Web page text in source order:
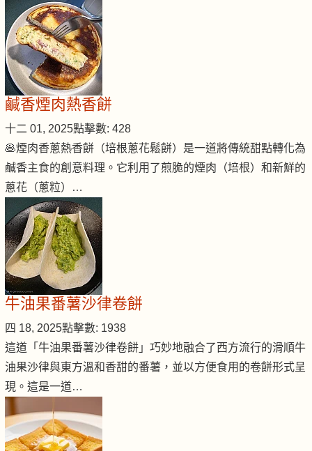
鹹香煙肉熱香餅
十二 01, 2025點擊數: 428
🥞煙肉香蔥熱香餅（培根蔥花鬆餅）是一道將傳統甜點轉化為
鹹香主食的創意料理。它利用了煎脆的煙肉（培根）和新鮮的
蔥花（蔥粒）…
牛油果番薯沙律卷餅
四 18, 2025點擊數: 1938
這道「牛油果番薯沙律卷餅」巧妙地融合了西方流行的滑順牛
油果沙律與東方溫和香甜的番薯，並以方便食用的卷餅形式呈
現。這是一道…